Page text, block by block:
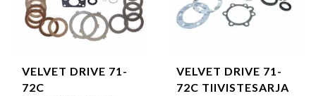
VELVET DRIVE 71-
72C
VELVET DRIVE 71-
72C TIIVISTESARJA